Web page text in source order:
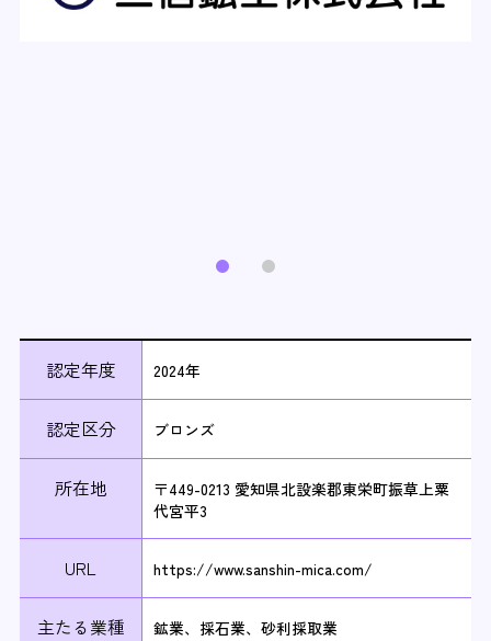
認定年度 2024年
認定区分 ブロンズ
所在地
〒449-0213 愛知県北設楽郡東栄町振草上粟
代宮平3
URL https://www.sanshin-mica.com/
主たる業種 鉱業、採石業、砂利採取業